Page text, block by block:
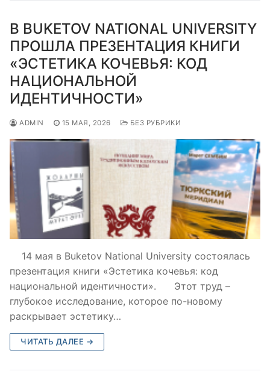
В BUKETOV NATIONAL UNIVERSITY
ПРОШЛА ПРЕЗЕНТАЦИЯ КНИГИ
«ЭСТЕТИКА КОЧЕВЬЯ: КОД
НАЦИОНАЛЬНОЙ
ИДЕНТИЧНОСТИ»
ADMIN 15 МАЯ, 2026 БЕЗ РУБРИКИ
14 мая в Buketov National University состоялась
презентация книги «Эстетика кочевья: код
национальной идентичности». Этот труд –
глубокое исследование, которое по-новому
раскрывает эстетику…
ЧИТАТЬ ДАЛЕЕ →